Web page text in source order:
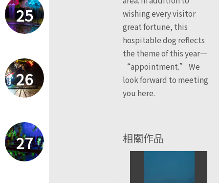
25
26
27
wishing every visitor
great fortune, this
hospitable dog reflects
the theme of this year—
“appointment.” We
look forward to meeting
you here.
相關作品